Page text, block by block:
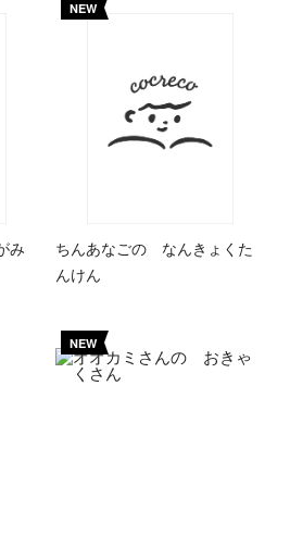
み
NEW
ちんあなごの なんきょくた
んけん
NEW